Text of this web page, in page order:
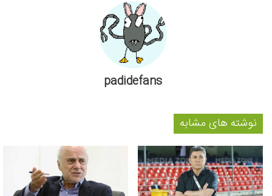
padidefans
نوشته های مشابه